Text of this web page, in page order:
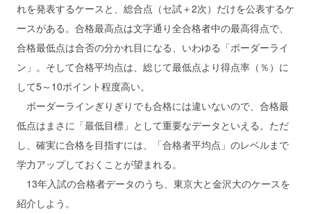
れを発表するケースと、総合点（セ試＋2次）だけを公表するケ
ースがある。合格最高点は文字通り全合格者中の最高得点で、
合格最低点は合否の分かれ目になる、いわゆる「ボーダーライ
ン」。そして合格平均点は、総じて最低点より得点率（％）に
して5～10ポイント程度高い。
ボーダーラインぎりぎりでも合格には違いないので、合格最
低点はまさに「最低目標」として重要なデータといえる。ただ
し、確実に合格を目指すには、「合格者平均点」のレベルまで
学力アップしておくことが望まれる。
13年入試の合格者データのうち、東京大と金沢大のケースを
紹介しよう。